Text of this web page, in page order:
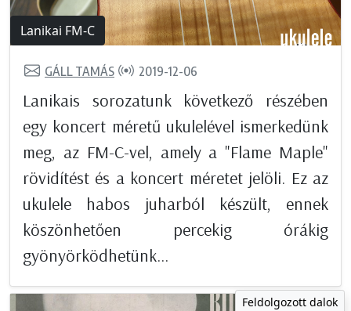
Lanikai FM-C
GÁLL TAMÁS 2019-12-06
Lanikais sorozatunk következő részében
egy koncert méretű ukulelével ismerkedünk
meg, az FM-C-vel, amely a "Flame Maple"
rövidítést és a koncert méretet jelöli. Ez az
ukulele habos juharból készült, ennek
köszönhetően percekig órákig
gyönyörködhetünk...
Feldolgozott dalok